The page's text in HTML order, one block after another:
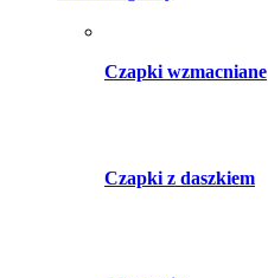
Czapki wzmacniane
Czapki z daszkiem